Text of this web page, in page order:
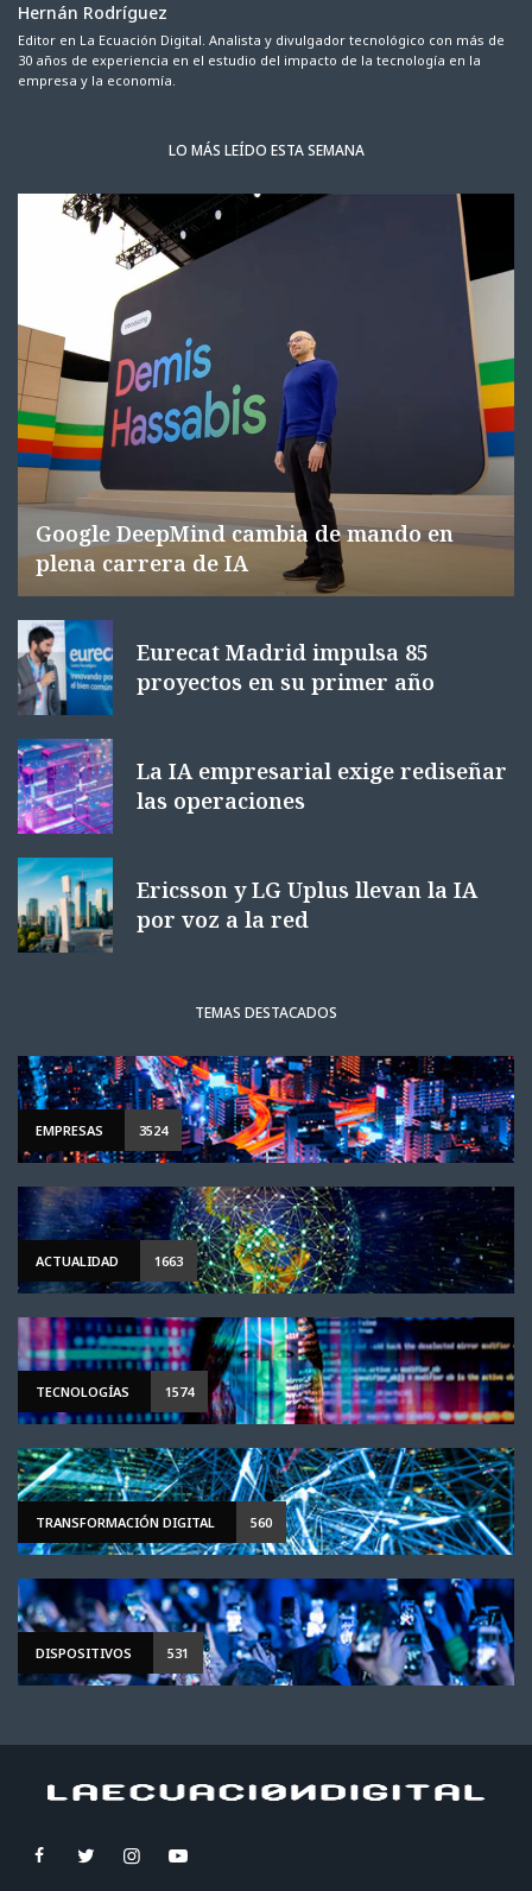
Hernán Rodríguez
Editor en La Ecuación Digital. Analista y divulgador tecnológico con más de
30 años de experiencia en el estudio del impacto de la tecnología en la
empresa y la economía.
LO MÁS LEÍDO ESTA SEMANA
Google DeepMind cambia de mando en
plena carrera de IA
Eurecat Madrid impulsa 85
proyectos en su primer año
La IA empresarial exige rediseñar
las operaciones
Ericsson y LG Uplus llevan la IA
por voz a la red
TEMAS DESTACADOS
EMPRESAS 3524
ACTUALIDAD 1663
TECNOLOGÍAS 1574
TRANSFORMACIÓN DIGITAL 560
DISPOSITIVOS 531